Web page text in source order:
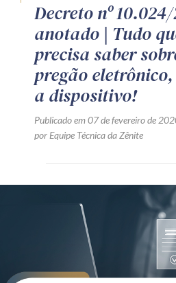
Decreto nº
anotado | Tudo
precisa saber
pregão
a dispositivo!
Publicado em 07 de fevereiro de
por Equipe Técnica da Zênite